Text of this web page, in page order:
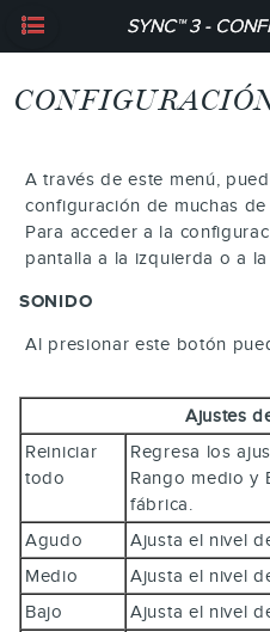
SYNC™ 3 -
A través de este menú,
configuración de muchas
Para acceder a la
pantalla a la izquierda o a
SONIDO
Al presionar este botón
Ajustes
Reiniciar
todo
Regresa los
Rango medio y
fábrica.
Agudo
Ajusta el nivel
Medio
Ajusta el nivel
Bajo
Ajusta el nivel